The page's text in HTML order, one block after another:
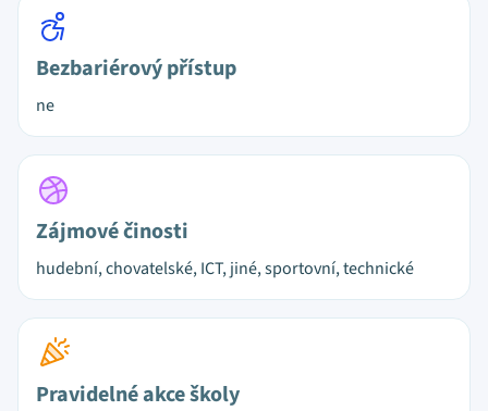
Bezbariérový přístup
ne
Zájmové činosti
hudební, chovatelské, ICT, jiné, sportovní, technické
Pravidelné akce školy